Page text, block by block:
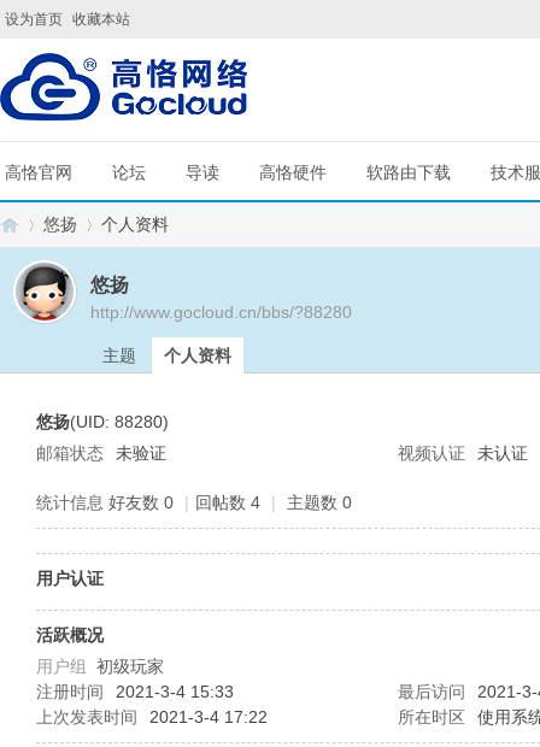
设为首页 收藏本站
高恪官网 论坛 导读 高恪硬件 软路由下载 技术
悠扬 个人资料
悠扬
http://www.gocloud.cn/bbs/?88280
主题 个人资料
悠扬(UID: 88280)
邮箱状态
未验证 视频认证 未认证
统计信息 好友数 0 | 回帖数 4 | 主题数 0
用户认证
活跃概况
用户组 初级玩家
注册时间
2021-3-4 15:33 最后访问
2021-
上次发表时间
2021-3-4 17:22 所在时区 使用系